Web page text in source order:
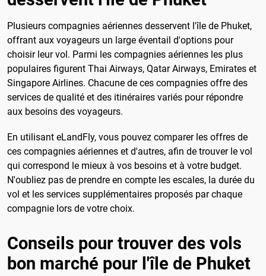
Plusieurs compagnies aériennes desservent l'île de Phuket,
offrant aux voyageurs un large éventail d'options pour
choisir leur vol. Parmi les compagnies aériennes les plus
populaires figurent Thai Airways, Qatar Airways, Emirates et
Singapore Airlines. Chacune de ces compagnies offre des
services de qualité et des itinéraires variés pour répondre
aux besoins des voyageurs.
En utilisant eLandFly, vous pouvez comparer les offres de
ces compagnies aériennes et d'autres, afin de trouver le vol
qui correspond le mieux à vos besoins et à votre budget.
N'oubliez pas de prendre en compte les escales, la durée du
vol et les services supplémentaires proposés par chaque
compagnie lors de votre choix.
Conseils pour trouver des vols
bon marché pour l'île de Phuket